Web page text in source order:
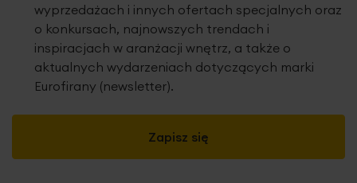
Zapisz się
wyprzedażach i innych ofertach specjalnych oraz
o konkursach, najnowszych trendach i
inspiracjach w aranżacji wnętrz, a także o
aktualnych wydarzeniach dotyczących marki
Eurofirany (newsletter).